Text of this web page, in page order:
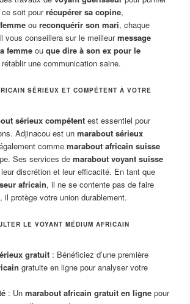
ce soit pourrécupérer sa copine,
oureconquérir son mari, chaque
vous conseillera sur le meilleurmessage
femme ouque dire à son ex pour le
une communication saine.
SÉRIEUX ET COMPÉTENT À VOTRE
sérieux compétent est essentiel pour
Adjinacou est unmarabout sérieux
commemarabout africain suisse
Ses services demarabout voyant suisse
discrétion et leur efficacité. En tant que
africain, il ne se contente pas de faire
il protège votre union durablement.
LE VOYANT MÉDIUM AFRICAIN
gratuit: Bénéficiez d’une première
gratuite en ligne pour analyser votre
: Un marabout africain gratuit en lignepour